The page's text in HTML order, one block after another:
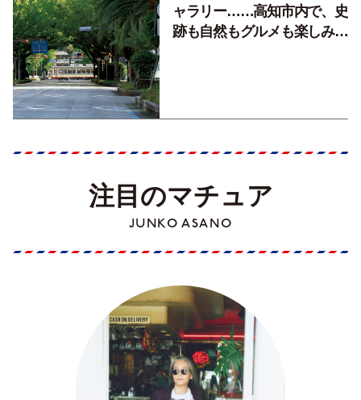
ャラリー……高知市内で、史
跡も自然もグルメも楽しみ尽
注目のマチュア
JUNKO ASANO